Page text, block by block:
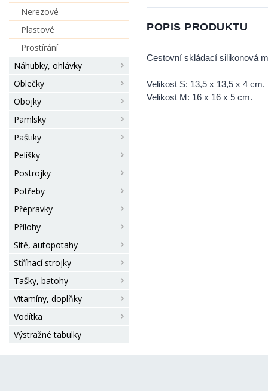
Nerezové
Plastové
Prostírání
Náhubky, ohlávky
Oblečky
Obojky
Pamlsky
Paštiky
Pelíšky
Postrojky
Potřeby
Přepravky
Přílohy
Sítě, autopotahy
Stříhací strojky
Tašky, batohy
Vitamíny, doplňky
Vodítka
Výstražné tabulky
POPIS PRODUKTU
Cestovní skládací silikonová
Velikost S: 13,5 x 13,5 x 4 cm.
Velikost M: 16 x 16 x 5 cm.